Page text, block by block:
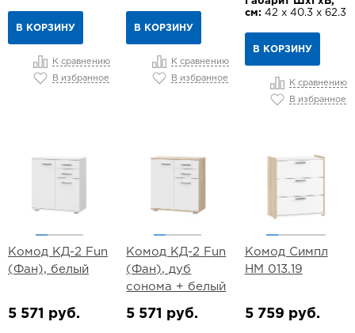
В КОРЗИНУ
К сравнению
В избранное
В КОРЗИНУ
К сравнению
В избранное
см: 42 х 40.3 х 62.3
В КОРЗИНУ
К сравнению
В избранное
Комод КД-2 Fun
(Фан), белый
5 571 руб.
Комод КД-2 Fun
(Фан), дуб
сонома + белый
5 571 руб.
Комод Симпл
НМ 013.19
5 759 руб.